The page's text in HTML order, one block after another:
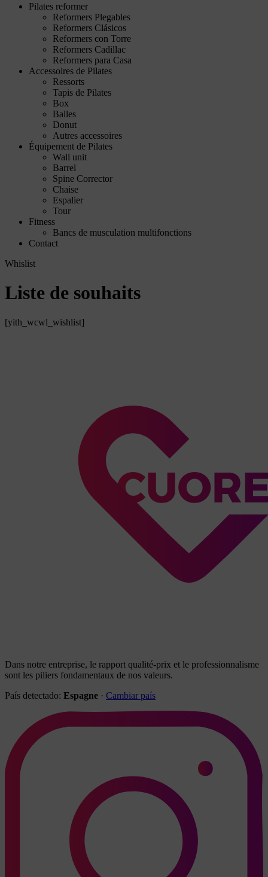
Pilates reformer
Reformers Plegables
Reformers Clásicos
Reformers con Torre
Reformers Cadillac
Reformers para Casa
Accessoires de Pilates
Ressorts
Tapis de Pilates
Box
Balles
Donut
Autres accessoires
Équipement de Pilates
Wall unit
Barrel
Spine Corrector
Chaise
Espalier
Tour
Fitness
Bancs de musculation multifonctions
Contact
Whislist
Liste de souhaits
[yith_wcwl_wishlist]
Dans notre entreprise, le rapport qualité-prix et le professionnalisme
sont les piliers fondamentaux de nos valeurs.
País detectado: Espagne · Cambiar país